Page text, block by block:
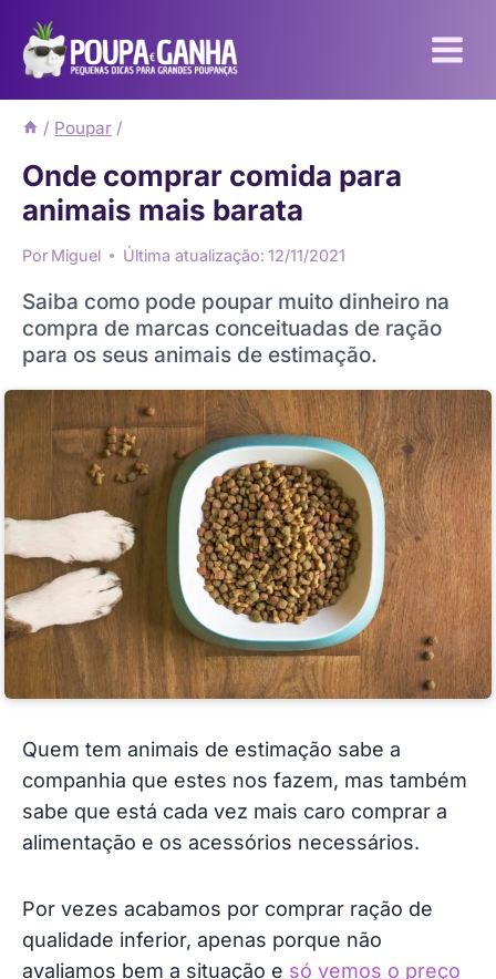
para
Conteúdo
/ Poupar /
Onde comprar comida para
animais mais barata
Por Miguel Última atualização: 12/11/2021
Saiba como pode poupar muito dinheiro na
compra de marcas conceituadas de ração
para os seus animais de estimação.
Quem tem animais de estimação sabe a
companhia que estes nos fazem, mas também
sabe que está cada vez mais caro comprar a
alimentação e os acessórios necessários.
Por vezes acabamos por comprar ração de
qualidade inferior, apenas porque não
avaliamos bem a situação e só vemos o preço